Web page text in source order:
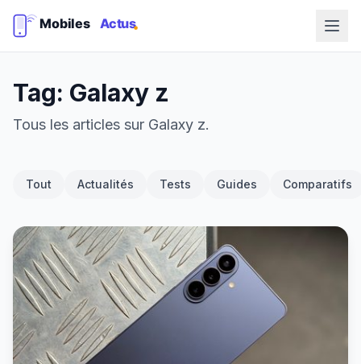
Tag: Galaxy z
Tous les articles sur Galaxy z.
Tout Actualités Tests Guides Comparatifs